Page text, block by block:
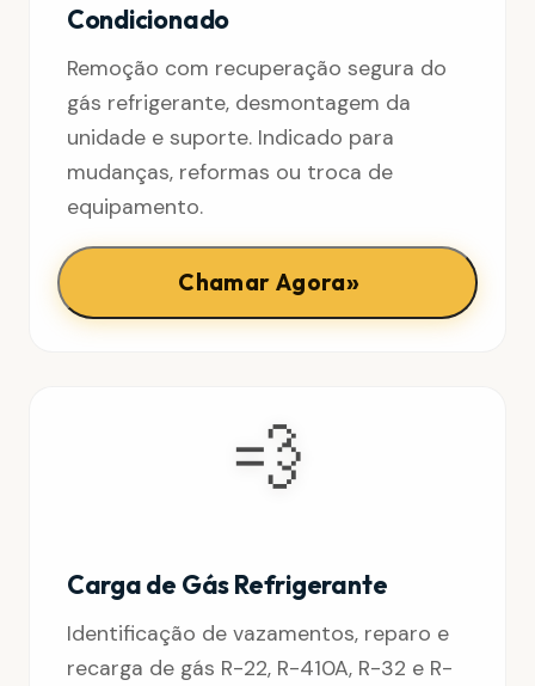
Condicionado
Remoção com recuperação segura do
gás refrigerante, desmontagem da
unidade e suporte. Indicado para
mudanças, reformas ou troca de
equipamento.
Chamar Agora»
💨
Carga de Gás Refrigerante
Identificação de vazamentos, reparo e
recarga de gás R-22, R-410A, R-32 e R-